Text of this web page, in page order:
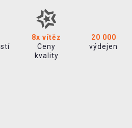
8x vítěz
Ceny
kvality
20 000
výdejen